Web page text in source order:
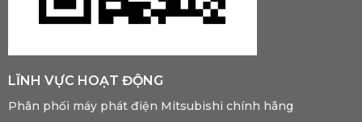
LĨNH VỰC HOẠT ĐỘNG
Phân phối máy phát điện Mitsubishi chính hãng